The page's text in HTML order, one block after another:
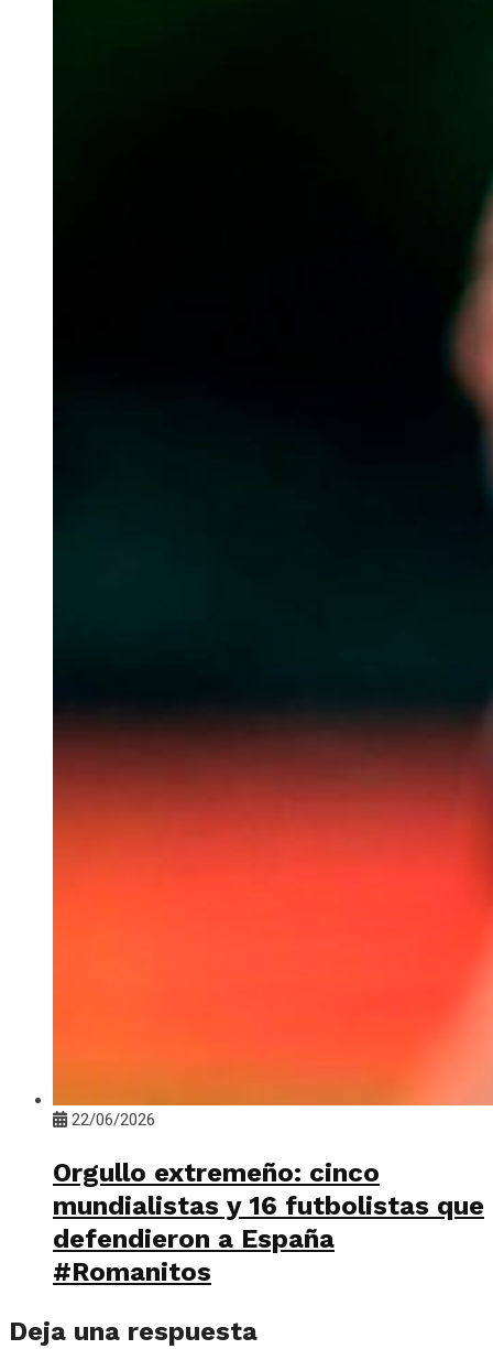
22/06/2026
Orgullo extremeño: cinco
mundialistas y 16 futbolistas que
defendieron a España
#Romanitos
Deja una respuesta